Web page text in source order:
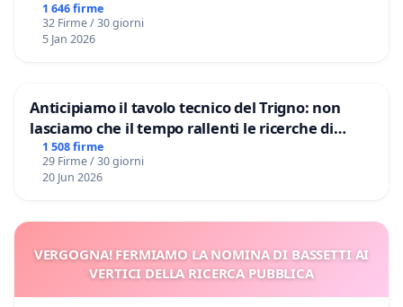
1 646 firme
32 Firme / 30 giorni
5 Jan 2026
Anticipiamo il tavolo tecnico del Trigno: non
lasciamo che il tempo rallenti le ricerche di
Domenico Racanati
1 508 firme
29 Firme / 30 giorni
20 Jun 2026
VERGOGNA! FERMIAMO LA NOMINA DI BASSETTI AI
VERTICI DELLA RICERCA PUBBLICA